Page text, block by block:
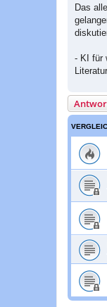
Das
- KI für